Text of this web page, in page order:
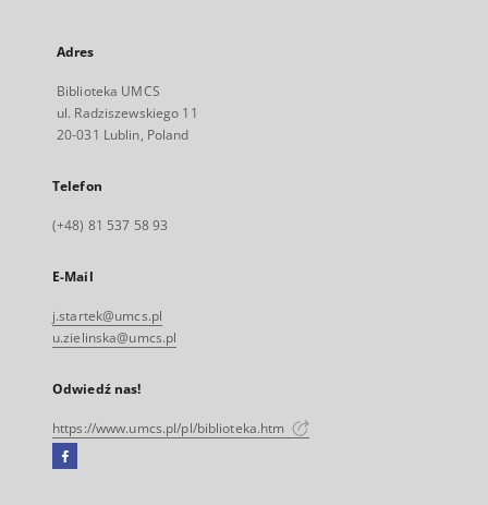
Adres
Biblioteka UMCS
ul. Radziszewskiego 11
20-031 Lublin, Poland
Telefon
(+48) 81 537 58 93
E-Mail
j.startek@umcs.pl
u.zielinska@umcs.pl
Odwiedź nas!
https://www.umcs.pl/pl/biblioteka.htm
Facebook